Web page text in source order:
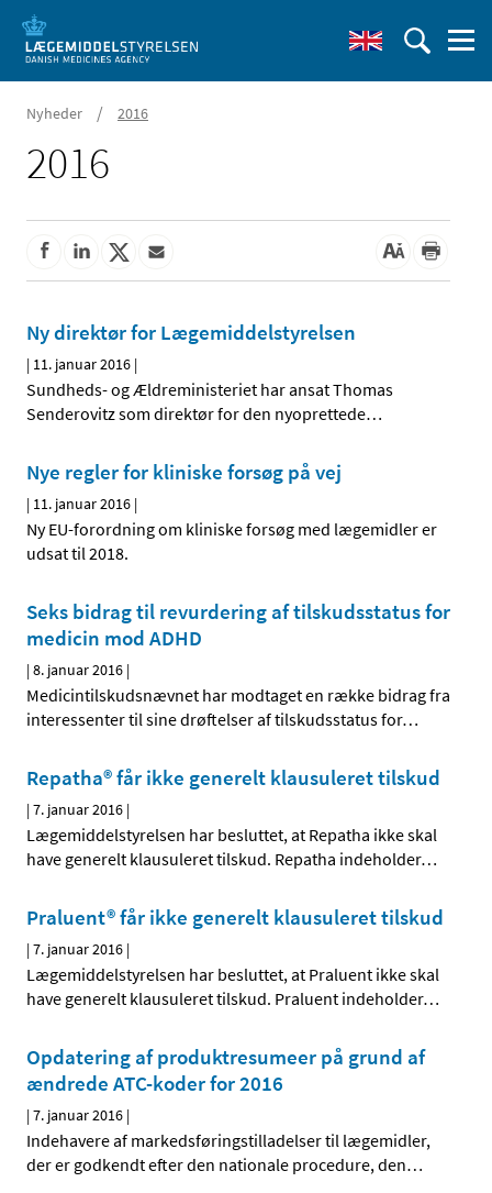
Nyheder / 2016
2016
Ny direktør for Lægemiddelstyrelsen
| 11. januar 2016 |
Sundheds- og Ældreministeriet har ansat Thomas
Senderovitz som direktør for den nyoprettede…
Nye regler for kliniske forsøg på vej
| 11. januar 2016 |
Ny EU-forordning om kliniske forsøg med lægemidler er
udsat til 2018.
Seks bidrag til revurdering af tilskudsstatus for
medicin mod ADHD
|8. januar 2016 |
Medicintilskudsnævnet har modtaget en række bidrag fra
interessenter til sine drøftelser af tilskudsstatus for…
Repatha® får ikke generelt klausuleret tilskud
|7. januar 2016 |
Lægemiddelstyrelsen har besluttet, at Repatha ikke skal
have generelt klausuleret tilskud. Repatha indeholder…
Praluent® får ikke generelt klausuleret tilskud
|7. januar 2016 |
Lægemiddelstyrelsen har besluttet, at Praluent ikke skal
have generelt klausuleret tilskud. Praluent indeholder…
Opdatering af produktresumeer på grund af
ændrede ATC-koder for 2016
|7. januar 2016 |
Indehavere af markedsføringstilladelser til lægemidler,
der er godkendt efter den nationale procedure, den…